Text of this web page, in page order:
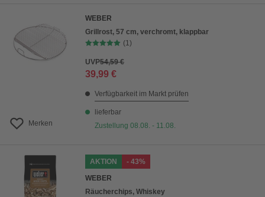
Merken
WEBER
Grillrost, 57 cm, verchromt, klappbar
(1)
UVP54,59 €
39,99 €
Verfügbarkeit im Markt prüfen
lieferbar
Zustellung 08.08. - 11.08.
AKTION
- 43%
WEBER
Räucherchips, Whiskey